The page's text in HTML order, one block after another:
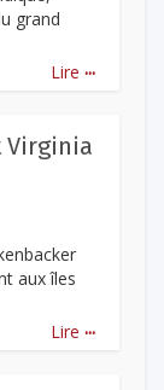
grand
Lire ...
Virginia
aux îles
Lire ...